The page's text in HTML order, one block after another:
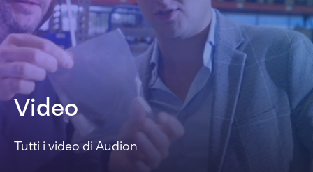
Video
Tutti i video di Audion